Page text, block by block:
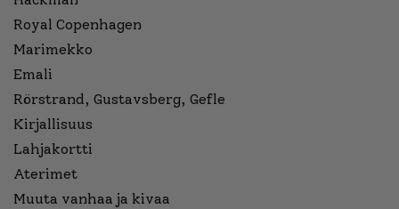
Royal Copenhagen
Marimekko
Emali
Rörstrand, Gustavsberg, Gefle
Kirjallisuus
Lahjakortti
Aterimet
Muuta vanhaa ja kivaa